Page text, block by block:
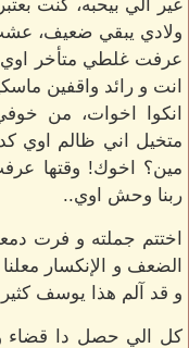
غير الي بيحبه، كنت
ولادي يبقي ضعيف،
عرفت غلطي متأخر
انت و رائد واقفين
انكوا اخوات، من
متخيل اني ظالم اوي
مين؟ اخوك! وقتها
ربنا وحش اوي..
اختتم جملته و فرت
الضعف و الإنكسار
و قد آلم هذا يوسف
كل الي حصل دا قضاء